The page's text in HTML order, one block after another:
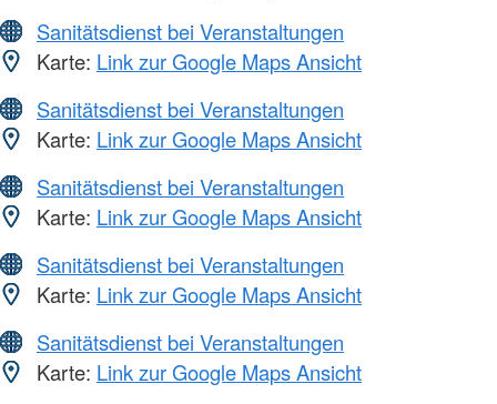
Sanitätsdienst bei Veranstaltungen
Karte: Link zur Google Maps Ansicht
Sanitätsdienst bei Veranstaltungen
Karte: Link zur Google Maps Ansicht
Sanitätsdienst bei Veranstaltungen
Karte: Link zur Google Maps Ansicht
Sanitätsdienst bei Veranstaltungen
Karte: Link zur Google Maps Ansicht
Sanitätsdienst bei Veranstaltungen
Karte: Link zur Google Maps Ansicht